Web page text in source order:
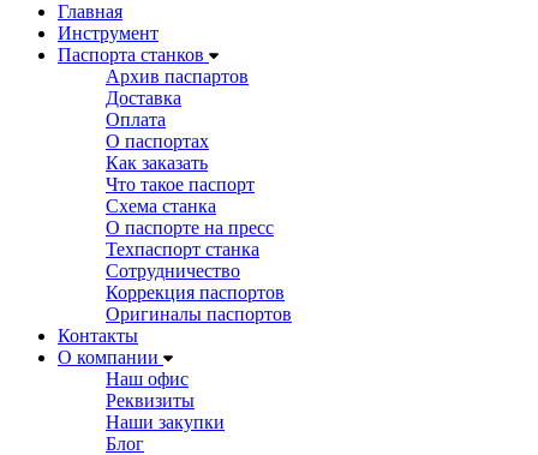
Главная
Инструмент
Паспорта станков
Архив паспартов
Доставка
Оплата
О паспортах
Как заказать
Что такое паспорт
Схема станка
О паспорте на пресс
Техпаспорт станка
Сотрудничество
Коррекция паспортов
Оригиналы паспортов
Контакты
О компании
Наш офис
Реквизиты
Наши закупки
Блог